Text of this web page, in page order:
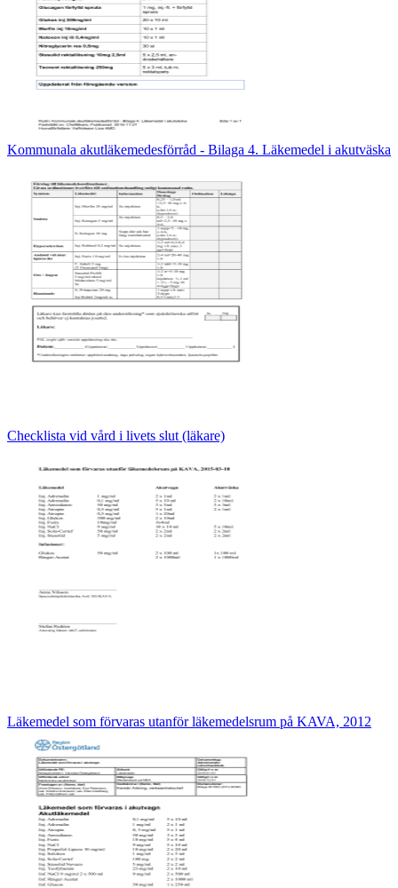
Kommunala akutläkemedesförråd - Bilaga 4. Läkemedel i akutväska
Checklista vid vård i livets slut (läkare)
Läkemedel som förvaras utanför läkemedelsrum på KAVA, 2012